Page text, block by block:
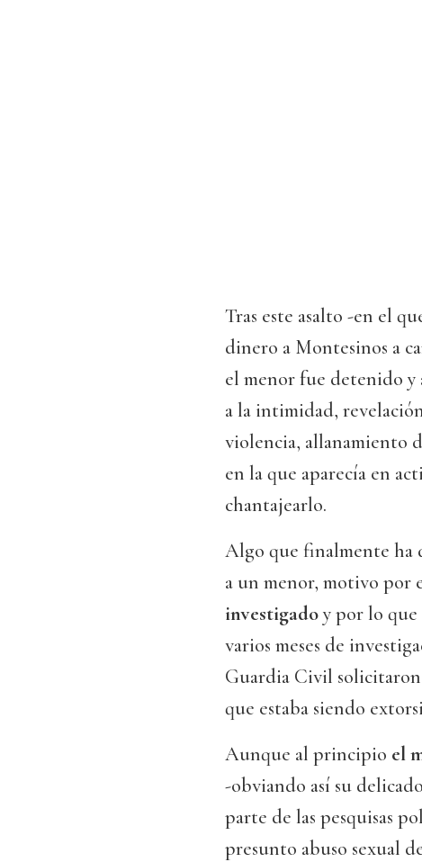
Tras este asalto -en el
dinero a Montesinos a
el menor fue detenido y
a la intimidad,
violencia, allanamiento
en la que aparecía en
chantajearlo.
Algo que finalmente ha
a un menor, motivo por
investigadoy por lo que
varios meses de
Guardia Civil solicitaron
que estaba siendo
Aunque al principio el
-obviando así su
parte de las pesquisas
presunto abuso sexual